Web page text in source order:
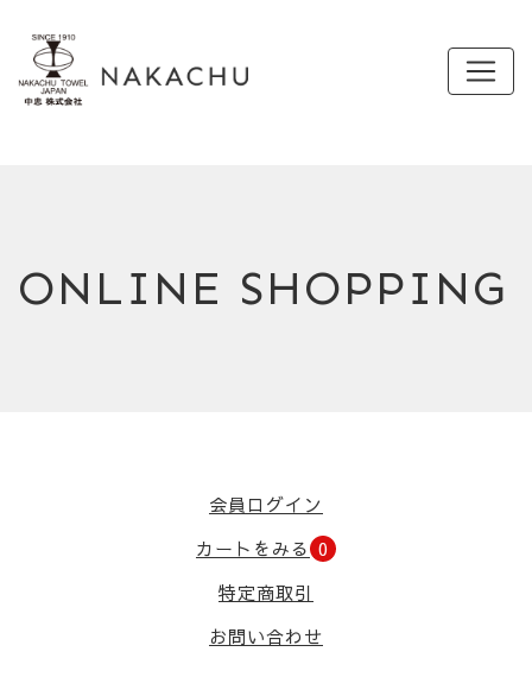
ONLINE SHOPPING
会員ログイン
カートをみる 0
特定商取引
お問い合わせ